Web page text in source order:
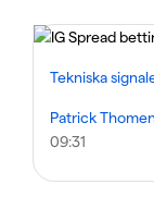
Tekniska
Patrick
09:31